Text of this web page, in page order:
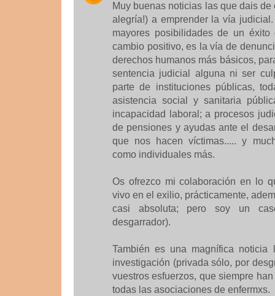
Muy buenas noticias las que dais
alegría!) a emprender la vía
mayores posibilidades de un
cambio positivo, es la vía de
derechos humanos más básicos,
sentencia judicial alguna ni ser
parte de instituciones públicas,
asistencia social y sanitaria
incapacidad laboral; a procesos
de pensiones y ayudas ante el
que nos hacen víctimas..... y
como individuales más.
Os ofrezco mi colaboración en lo
vivo en el exilio, prácticamente,
casi absoluta; pero soy un
desgarrador).
También es una magnífica noticia
investigación (privada sólo, por
vuestros esfuerzos, que siempre
todas las asociaciones de enfermxs.